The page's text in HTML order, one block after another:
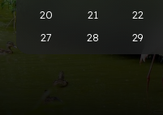
20
21 22
27
28 29